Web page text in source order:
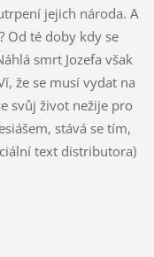
jejich národa. A
Od té doby kdy se
smrt Jozefa však
že se musí vydat na
svůj život nežije pro
stává se tím,
text distributora)